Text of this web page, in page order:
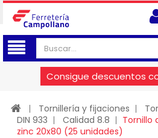
Consigue descuentos
Tornillería y fijaciones
DIN 933
Calidad 8.8
Tornillo
zinc 20x80 (25 unidades)